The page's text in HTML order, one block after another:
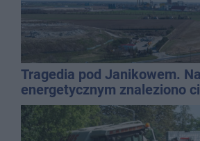
Tragedia pod Janikowem.
energetycznym znaleziono
mężczyzny